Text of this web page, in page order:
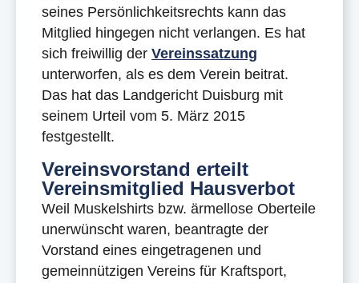
seines Persönlichkeitsrechts kann das
Mitglied hingegen nicht verlangen. Es hat
sich freiwillig der Vereinssatzung
unterworfen, als es dem Verein beitrat.
Das hat das Landgericht Duisburg mit
seinem Urteil vom 5. März 2015
festgestellt.
Vereinsvorstand erteilt
Vereinsmitglied Hausverbot
Weil Muskelshirts bzw. ärmellose Oberteile
unerwünscht waren, beantragte der
Vorstand eines eingetragenen und
gemeinnützigen Vereins für Kraftsport,